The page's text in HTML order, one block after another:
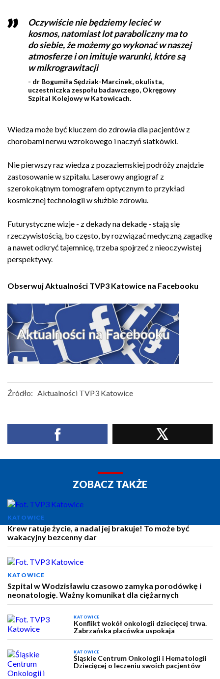
Oczywiście nie będziemy lecieć w
kosmos, natomiast lot paraboliczny ma to
do siebie, że możemy go wykonać w naszej
atmosferze i on imituje warunki, które są
w mikrograwitacji
- dr Bogumiła Sędziak-Marcinek, okulista,
uczestniczka zespołu badawczego, Okręgowy
Szpital Kolejowy w Katowicach.
Wiedza może być kluczem do zdrowia dla pacjentów z
chorobami nerwu wzrokowego i naczyń siatkówki.
Nie pierwszy raz wiedza z pozaziemskiej podróży znajdzie
zastosowanie w szpitalu. Laserowy angiograf z
szerokokątnym tomografem optycznym to przykład
kosmicznej technologii w służbie zdrowiu.
Futurystyczne wizje - z dekady na dekadę - stają się
rzeczywistością, bo często, by rozwiązać medyczną zagadkę
a nawet odkryć tajemnicę, trzeba spojrzeć z nieoczywistej
perspektywy.
Obserwuj Aktualności TVP3 Katowice na Facebooku
Źródło: Aktualności TVP3 Katowice
ZOBACZ TAKŻE
KATOWICE
Krew ratuje życie, a nadal jej brakuje! To może być
wakacyjny bezcenny dar
KATOWICE
Szpital w Wodzisławiu czasowo zamyka porodówkę i
neonatologię. Ważny komunikat dla ciężarnych
KATOWICE
Konflikt wokół onkologii dziecięcej trwa.
Zabrzańska placówka uspokaja
KATOWICE
Śląskie Centrum Onkologii i Hematologii
Dziecięcej o leczeniu swoich pacjentów